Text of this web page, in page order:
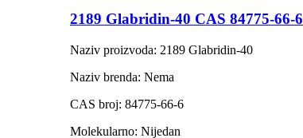
2189 Glabridin-40 CAS 84775-66-6
Naziv proizvoda: 2189 Glabridin-40
Naziv brenda: Nema
CAS broj: 84775-66-6
Molekularno: Nijedan